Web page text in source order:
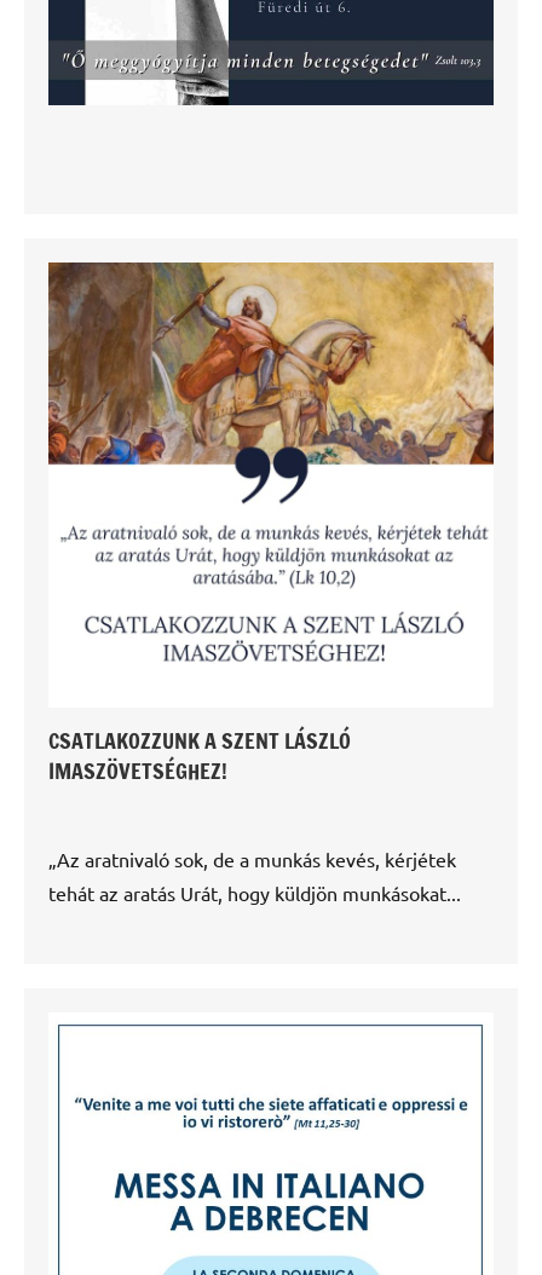
CSATLAKOZZUNK A SZENT LÁSZLÓ
IMASZÖVETSÉGHEZ!
„Az aratnivaló sok, de a munkás kevés, kérjétek
tehát az aratás Urát, hogy küldjön munkásokat...